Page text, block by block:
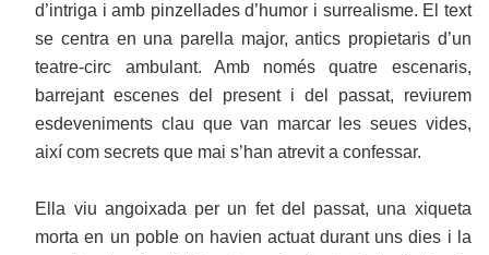
d’intriga i amb pinzellades d’humor i surrealisme. El text
se centra en una parella major, antics propietaris d’un
teatre-circ ambulant. Amb només quatre escenaris,
barrejant escenes del present i del passat, reviurem
esdeveniments clau que van marcar les seues vides,
així com secrets que mai s’han atrevit a confessar.
Ella viu angoixada per un fet del passat, una xiqueta
morta en un poble on havien actuat durant uns dies i la